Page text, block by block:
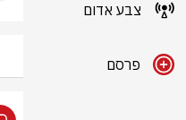
צבע אדום
פרסם